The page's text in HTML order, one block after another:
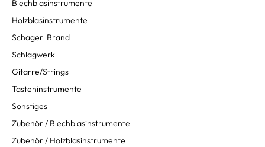
Blechblasinstrumente
Holzblasinstrumente
Schagerl Brand
Schlagwerk
Gitarre/Strings
Tasteninstrumente
Sonstiges
Zubehör / Blechblasinstrumente
Zubehör / Holzblasinstrumente